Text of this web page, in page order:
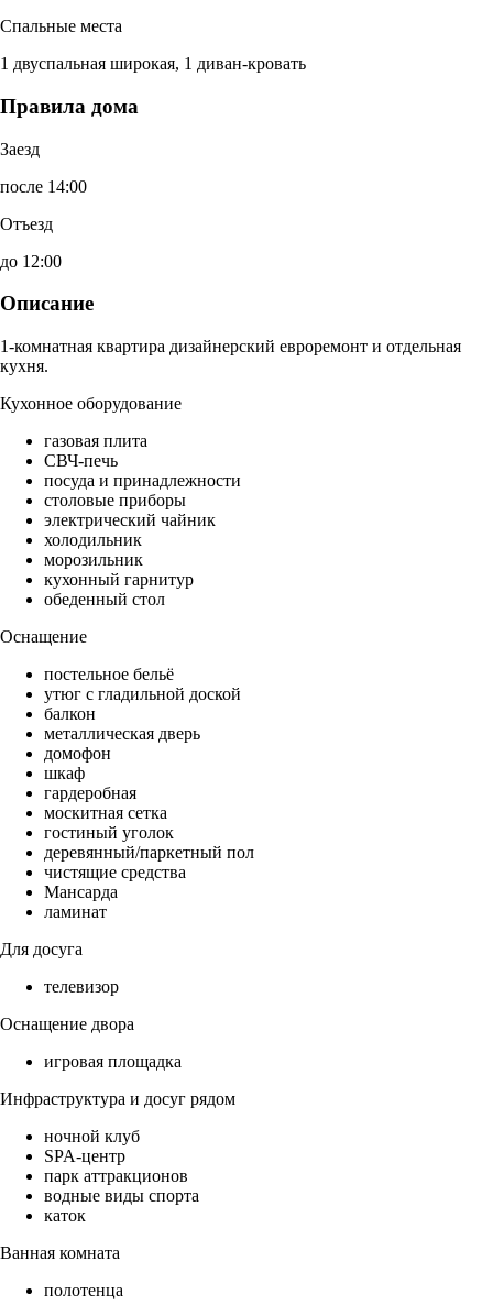
Спальные места
1 двуспальная широкая, 1 диван-кровать
Правила дома
Заезд
после 14:00
Отъезд
до 12:00
Описание
1-комнатная квартира дизайнерский евроремонт и отдельная
кухня.
Кухонное оборудование
газовая плита
СВЧ-печь
посуда и принадлежности
столовые приборы
электрический чайник
холодильник
морозильник
кухонный гарнитур
обеденный стол
Оснащение
постельное бельё
утюг с гладильной доской
балкон
металлическая дверь
домофон
шкаф
гардеробная
москитная сетка
гостиный уголок
деревянный/паркетный пол
чистящие средства
Мансарда
ламинат
Для досуга
телевизор
Оснащение двора
игровая площадка
Инфраструктура и досуг рядом
ночной клуб
SPA-центр
парк аттракционов
водные виды спорта
каток
Ванная комната
полотенца